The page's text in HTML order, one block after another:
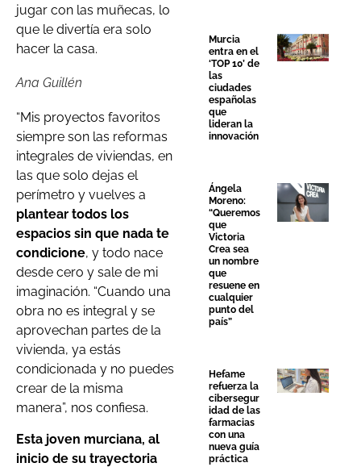
jugar con las muñecas, lo
que le divertía era solo
hacer la casa.
Ana Guillén
“Mis proyectos favoritos
siempre son las reformas
integrales de viviendas, en
las que solo dejas el
perímetro y vuelves a
plantear todos los
espacios sin que nada te
condicione, y todo nace
desde cero y sale de mi
imaginación. “Cuando una
obra no es integral y se
aprovechan partes de la
vivienda, ya estás
condicionada y no puedes
crear de la misma
manera”, nos confiesa.
Esta joven murciana, al
inicio de su trayectoria
Murcia
entra en el
‘TOP 10’ de
las
ciudades
españolas
que
lideran la
innovación
Ángela
Moreno:
“Queremos
que
Victoria
Crea sea
un nombre
que
resuene en
cualquier
punto del
país”
Hefame
refuerza la
cibersegur
idad de las
farmacias
con una
nueva guía
práctica